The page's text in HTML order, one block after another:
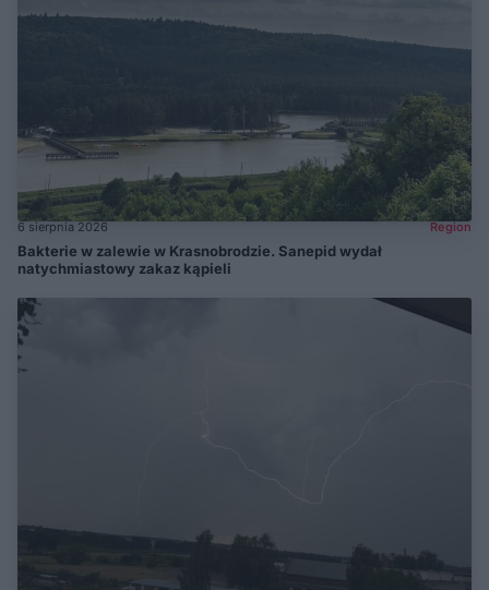
6 sierpnia 2026 Region
Bakterie w zalewie w Krasnobrodzie. Sanepid wydał
natychmiastowy zakaz kąpieli